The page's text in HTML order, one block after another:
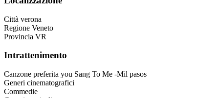
Città verona
Regione Veneto
Provincia VR
Intrattenimento
Canzone preferita you Sang To Me -Mil pasos
Generi cinematografici
Commedie